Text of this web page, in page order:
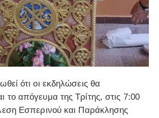
ότι οι εκδηλώσεις θα
το απόγευμα της Τρίτης, στις 7:00
Εσπερινού και Παράκλησης